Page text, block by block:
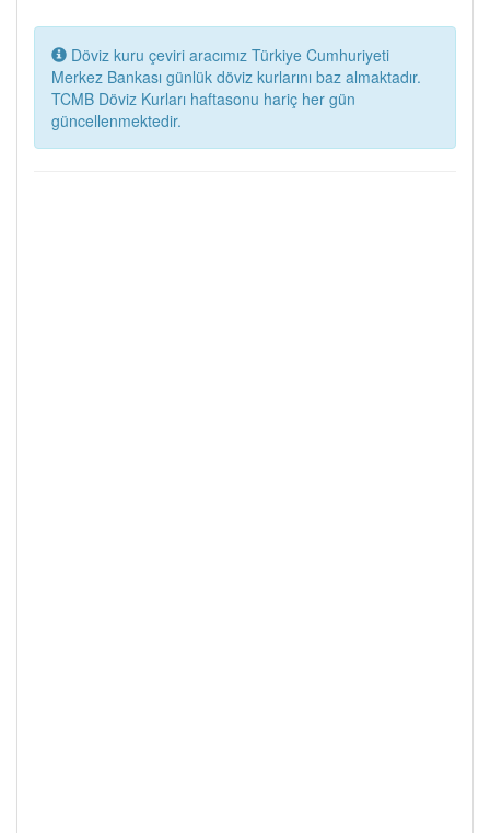
Döviz kuru çeviri aracımız Türkiye Cumhuriyeti
Merkez Bankası günlük döviz kurlarını baz almaktadır.
TCMB Döviz Kurları haftasonu hariç her gün
güncellenmektedir.